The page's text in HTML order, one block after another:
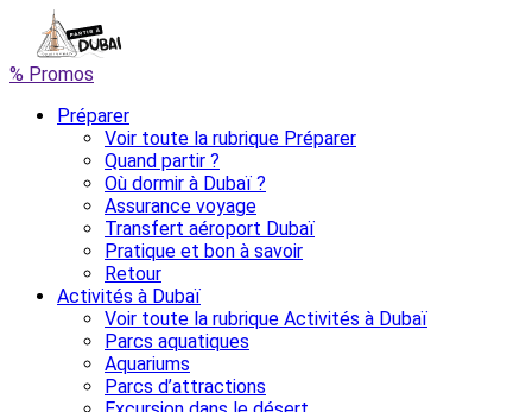
% Promos
Préparer
Voir toute la rubrique Préparer
Quand partir ?
Où dormir à Dubaï ?
Assurance voyage
Transfert aéroport Dubaï
Pratique et bon à savoir
Retour
Activités à Dubaï
Voir toute la rubrique Activités à Dubaï
Parcs aquatiques
Aquariums
Parcs d’attractions